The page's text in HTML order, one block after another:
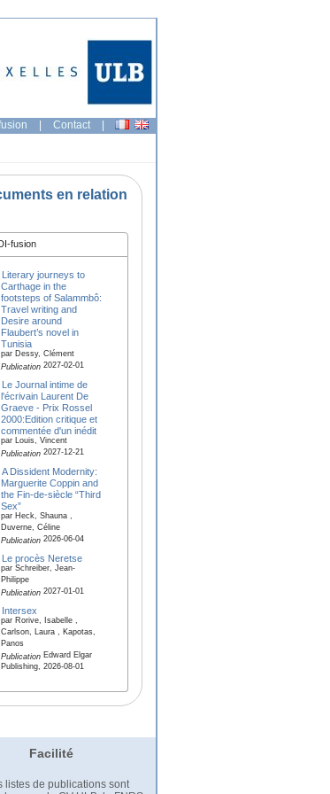
| Contact |
en relation
DI-fusion
Literary journeys to
Carthage in the
footsteps of Salammbô:
Travel writing and
Desire around
Flaubert’s novel in
Tunisia
par Dessy, Clément
Publication2027-02-01
Le Journal intime de
l'écrivain Laurent De
Graeve - Prix Rossel
2000:Edition critique et
commentée d'un inédit
par Louis, Vincent
Publication2027-12-21
A Dissident Modernity:
Marguerite Coppin and
the Fin-de-siècle “Third
Sex”
par Heck, Shauna ,
Duverne, Céline
Publication2026-06-04
Le procès Neretse
par Schreiber, Jean-
Philippe
Publication2027-01-01
Intersex
par Rorive, Isabelle ,
Carlson, Laura , Kapotas,
Panos
PublicationEdward Elgar
Publishing, 2026-08-01
Facilité
listes de publications sont